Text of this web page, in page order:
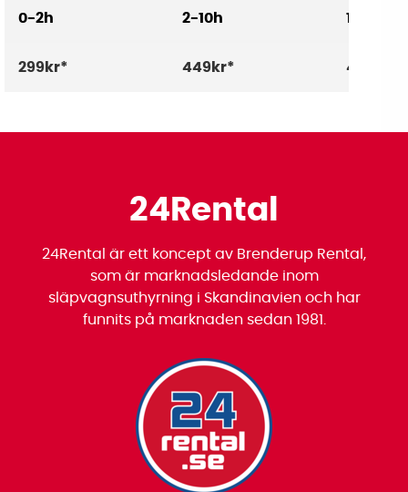
0-2h 2-10h 10-24h
299kr* 449kr* 499kr*
24Rental
24Rental är ett koncept av Brenderup Rental,
som är marknadsledande inom
släpvagnsuthyrning i Skandinavien och har
funnits på marknaden sedan 1981.